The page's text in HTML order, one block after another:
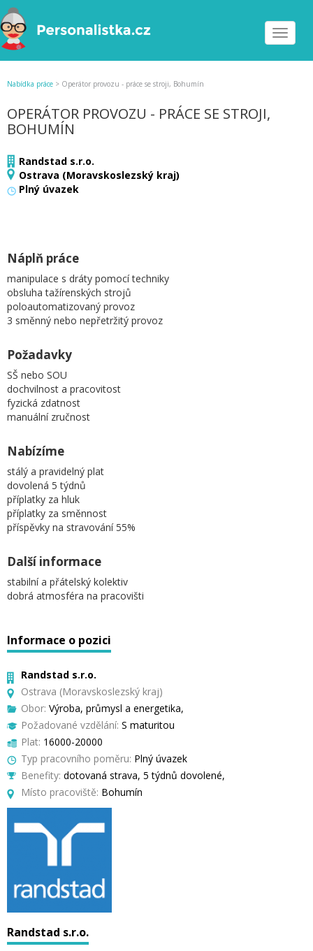
Toggle
Nabídka práce > Operátor provozu - práce se stroji, Bohumín
OPERÁTOR PROVOZU - PRÁCE SE STROJI,
BOHUMÍN
Randstad s.r.o.
Ostrava (Moravskoslezský kraj)
Plný úvazek
Náplň práce
manipulace s dráty pomocí techniky
obsluha tažírenských strojů
poloautomatizovaný provoz
3 směnný nebo nepřetržitý provoz
Požadavky
SŠ nebo SOU
dochvilnost a pracovitost
fyzická zdatnost
manuální zručnost
Nabízíme
stálý a pravidelný plat
dovolená 5 týdnů
příplatky za hluk
příplatky za směnnost
příspěvky na stravování 55%
Další informace
stabilní a přátelský kolektiv
dobrá atmosféra na pracovišti
Informace o pozici
Randstad s.r.o.
Ostrava (Moravskoslezský kraj)
Obor: Výroba, průmysl a energetika,
Požadované vzdělání: S maturitou
Plat: 16000-20000
Typ pracovního poměru: Plný úvazek
Benefity: dotovaná strava, 5 týdnů dovolené,
Místo pracoviště: Bohumín
Randstad s.r.o.